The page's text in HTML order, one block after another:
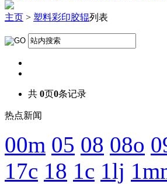
主页 > 塑料彩印胶辊列表
共 0页0条记录
热点新闻
00m 05 08 08o
17c 18 1c 1lj